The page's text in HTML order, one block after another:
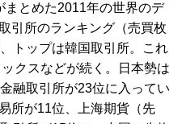
とめた2011年の世界のデ
引所のランキング（売買枚
トップは韓国取引所。これ
クスなどが続く。日本勢は
融取引所が23位に入ってい
所が11位、上海期貨（先